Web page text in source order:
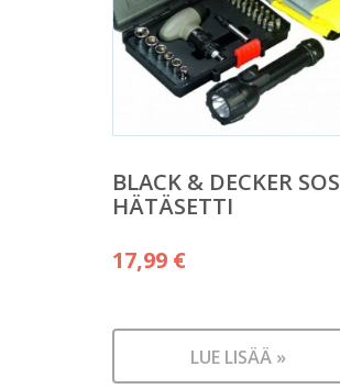
BLACK & DECKER SOS
HÄTÄSETTI
17,99 €
LUE LISÄÄ »